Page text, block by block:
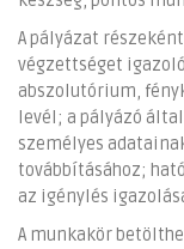
A pályázat
végzettséget
abszolutórium,
levél; a pályázó
személyes
továbbításához;
az igénylés
A munkakör